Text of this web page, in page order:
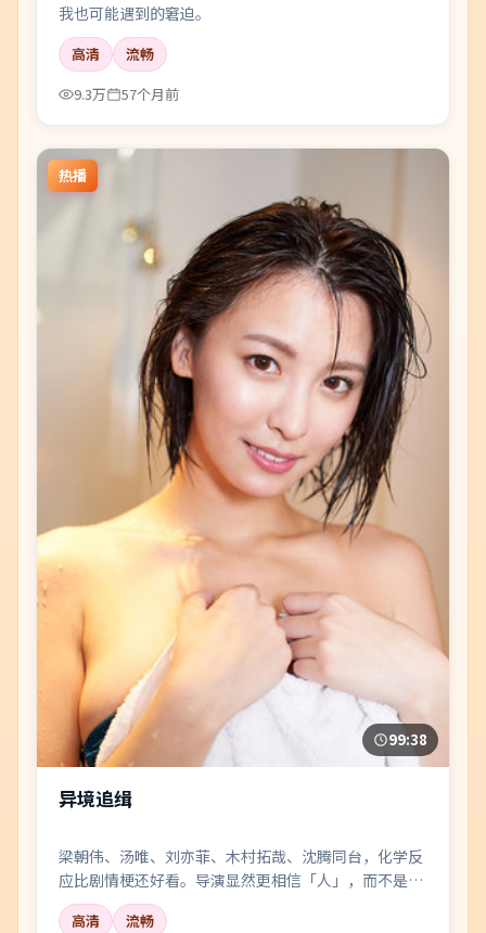
我也可能遇到的窘迫。
高清
流畅
9.3万
57个月前
热播
99:38
异境追缉
梁朝伟、汤唯、刘亦菲、木村拓哉、沈腾同台，化学反
应比剧情梗还好看。导演显然更相信「人」，而不是花
活。
高清
流畅